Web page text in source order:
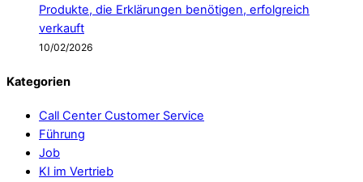
Produkte, die Erklärungen benötigen, erfolgreich
verkauft
10/02/2026
Kategorien
Call Center Customer Service
Führung
Job
KI im Vertrieb